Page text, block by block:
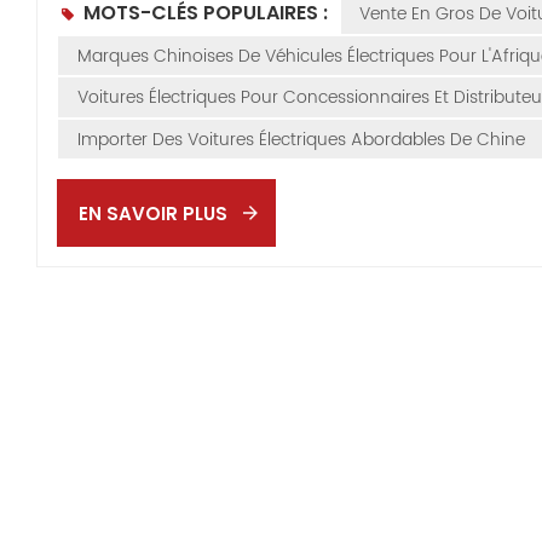
août 2025, les
par rapport à
de 5,3 % en
barre des 5
soit une
MOTS-CLÉS POPULAIRES :
Vente En Gros De
Marques Chinoises De Véhicules Électriques Pour
Voitures Électriques Pour Concessionnaires Et
Importer Des Voitures Électriques Abordables De Chine
EN SAVOIR PLUS